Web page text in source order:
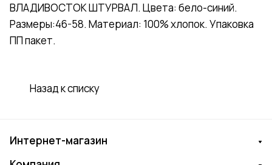
ВЛАДИВОСТОК ШТУРВАЛ. Цвета: бело-синий.
Размеры:46-58. Материал: 100% хлопок. Упаковка
ПП пакет.
Назад к списку
Интернет-магазин